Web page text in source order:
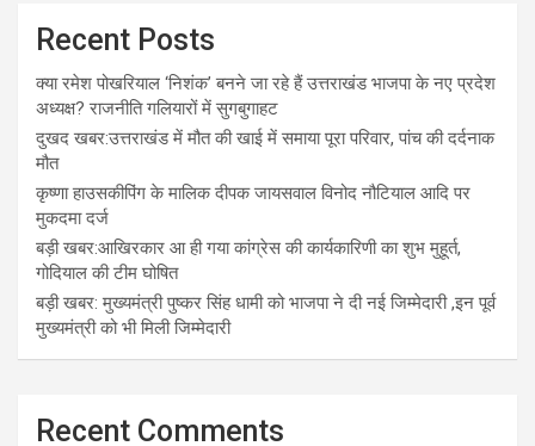
Recent Posts
क्या रमेश पोखरियाल ‘निशंक’ बनने जा रहे हैं उत्तराखंड भाजपा के नए प्रदेश
अध्यक्ष? राजनीति गलियारों में सुगबुगाहट
दुखद खबर:उत्तराखंड में मौत की खाई में समाया पूरा परिवार, पांच की दर्दनाक
मौत
कृष्णा हाउसकीपिंग के मालिक दीपक जायसवाल विनोद नौटियाल आदि पर
मुकदमा दर्ज
बड़ी खबर:आखिरकार आ ही गया कांग्रेस की कार्यकारिणी का शुभ मुहूर्त,
गोदियाल की टीम घोषित
बड़ी खबर: मुख्यमंत्री पुष्कर सिंह धामी को भाजपा ने दी नई जिम्मेदारी ,इन पूर्व
मुख्यमंत्री को भी मिली जिम्मेदारी
Recent Comments